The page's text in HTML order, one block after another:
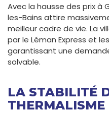
Avec la hausse des prix à
les-Bains attire
meilleur cadre de vie. La
par le Léman Express et
garantissant une
solvable.
LA STABILITÉ
THERMALISME